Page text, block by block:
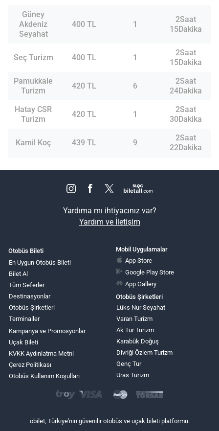
Güney
Akdeniz
Seyahat
400 TL 1
2Saat
15Dakika
Seç Turizm 400 TL 1
2Saat
15Dakika
Pamukkale
Turizm
420 TL 6
2Saat
24Dakika
Hatay CSR
Turizm
420 TL 1
2Saat
30Dakika
Kamil Koç 439 TL 9
2Saat
22Dakika
Yardıma mı ihtiyacınız var?
Yardım ve İletişim
Otobüs Bileti
En Uygun Otobüs Bileti
Bilet Al
Tüm Seferler
Destinasyonlar
Otobüs Şirketleri
Terminaller
Kampanya ve Promosyonlar
Uçak Bileti
KVKK Aydınlatma Metni
Çerez Politikası
Otobüs Kullanım Koşulları
Mobil Uygulamalar
App Store
Google Play Store
App Gallery
Otobüs Şirketleri
Lüks Nur Seyahat
Varan Turizm
Ak Tur Turizm
Karabük Doğuş
Divriği Özlem Turizm
Genç Tur
Uras Turizm
obilet, Türkiye'nin güvenilir otobüs ve uçak bileti platformu.